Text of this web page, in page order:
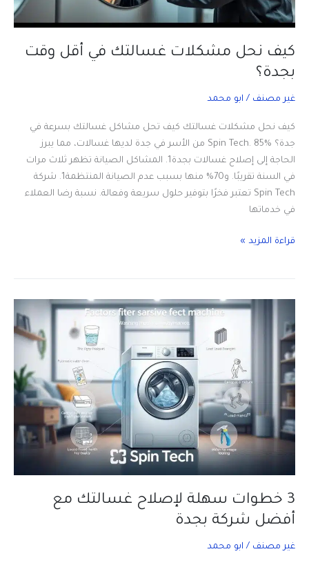
كيف نحل مشكلات غسالتك في أقل وقت
بجدة؟
غير مصنف / ابو محمد
كيف نحل مشكلات غسالتك كيف تحل مشاكل غسالتك بسرعة في
جدة؟ Spin Tech. 85% من الأسر في جدة لديها غسالات، مما يبرز
الحاجة إلى إصلاح غسالات بجدة1. المشاكل الصيانة تظهر ثلاث مرات
في السنة تقريبًا. و70% منها بسبب عدم الصيانة المنتظمة1. شركة
Spin Tech تعتبر فخرًا بتوفير حلول سريعة وفعالة. نسبة رضا العملاء
في خدماتها
كيف
أقل
وقت
بجدة؟
قراءة المزيد »
3 خطوات سهلة لإصلاح غسالتك مع
أفضل شركة بجدة
غير مصنف / ابو محمد